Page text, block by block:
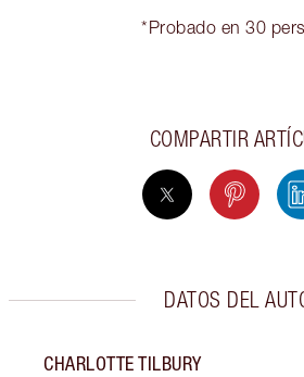
*Probado en 30
COMPARTIR
DATOS DEL
CHARLOTTE TILBURY